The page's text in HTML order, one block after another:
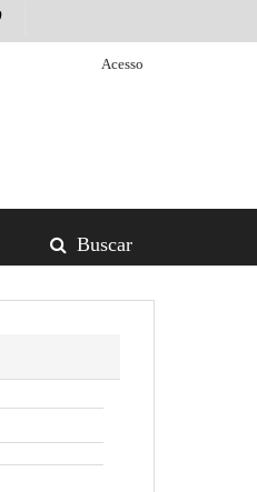
Acesso
Buscar